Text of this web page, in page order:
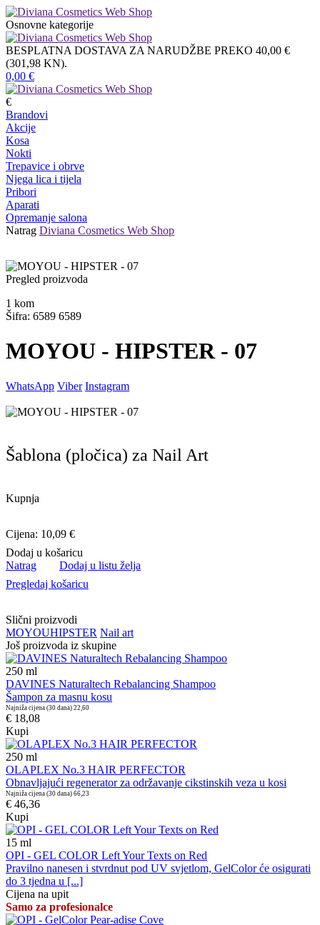
Osnovne kategorije
BESPLATNA DOSTAVA ZA NARUDŽBE PREKO 40,00 €
(301,98 KN).
0,00 €
€
Brandovi
Akcije
Kosa
Nokti
Trepavice i obrve
Njega lica i tijela
Pribori
Aparati
Opremanje salona
Natrag Diviana Cosmetics Web Shop
Pregled proizvoda
1 kom
Šifra: 6589 6589
MOYOU - HIPSTER - 07
WhatsApp Viber Instagram
Šablona (pločica) za Nail Art
Kupnja
Cijena: 10,09 €
Dodaj u košaricu
Natrag
Dodaj u listu želja
Pregledaj košaricu
Slični proizvodi
MOYOUHIPSTER Nail art
Još proizvoda iz skupine
250 ml
DAVINES Naturaltech Rebalancing Shampoo
Šampon za masnu kosu
Najniža cijena (30 dana) 22,60
€ 18,08
Kupi
250 ml
OLAPLEX No.3 HAIR PERFECTOR
Obnavljajući regenerator za održavanje cikstinskih veza u kosi
Najniža cijena (30 dana) 66,23
€ 46,36
Kupi
15 ml
OPI - GEL COLOR Left Your Texts on Red
Pravilno nanesen i stvrdnut pod UV svjetlom, GelColor će osigurati
do 3 tjedna u [...]
Cijena na upit
Samo za profesionalce